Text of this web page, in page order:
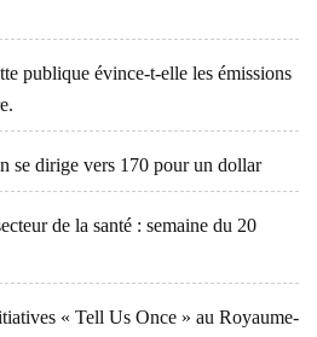
publique évince-t-elle les émissions
se dirige vers 170 pour un dollar
de la santé : semaine du 20
« Tell Us Once » au Royaume-